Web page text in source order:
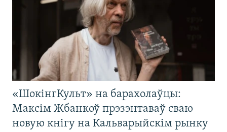
«ШокінгКульт» на барахолаўцы:
Максім Жбанкоў прэзэнтаваў сваю
новую кнігу на Кальварыйскім рынку